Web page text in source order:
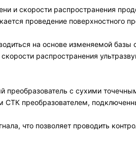
и скорости распространения
проведение поверхностного
на основе изменяемой базы
распространения
преобразователь с сухими
преобразователем,
что позволяет проводить